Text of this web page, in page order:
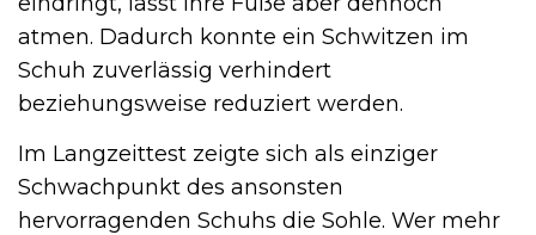
atmen. Dadurch konnte ein Schwitzen im
Schuh zuverlässig verhindert
beziehungsweise reduziert werden.
Im Langzeittest zeigte sich als einziger
Schwachpunkt des ansonsten
hervorragenden Schuhs die Sohle. Wer mehr